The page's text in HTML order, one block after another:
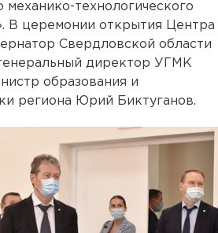
технологического
В церемонии открытия Центра
Свердловской области
директор УГМК
образования и
региона Юрий Биктуганов.